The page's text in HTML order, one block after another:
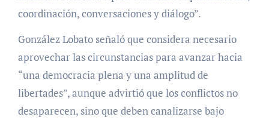
coordinación, conversaciones y diálogo”.
González Lobato señaló que considera necesario
aprovechar las circunstancias para avanzar hacia
“una democracia plena y una amplitud de
libertades”, aunque advirtió que los conflictos no
desaparecen, sino que deben canalizarse bajo